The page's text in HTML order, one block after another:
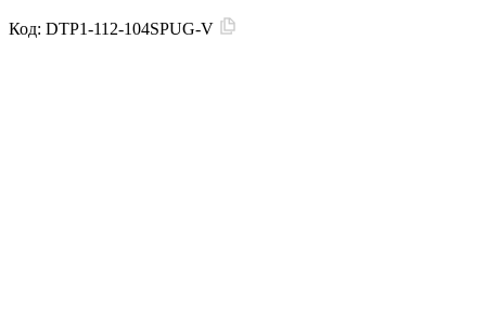
Код: DTP1-112-104SPUG-V